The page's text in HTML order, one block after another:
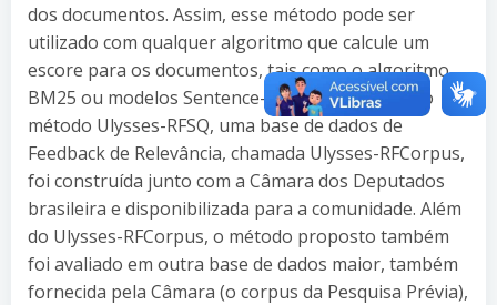
dos documentos. Assim, esse método pode ser
utilizado com qualquer algoritmo que calcule um
escore para os documentos, tais como o algoritmo
BM25 ou modelos Sentence-BERT. Para avaliar o
método Ulysses-RFSQ, uma base de dados de
Feedback de Relevância, chamada Ulysses-RFCorpus,
foi construída junto com a Câmara dos Deputados
brasileira e disponibilizada para a comunidade. Além
do Ulysses-RFCorpus, o método proposto também
foi avaliado em outra base de dados maior, também
fornecida pela Câmara (o corpus da Pesquisa Prévia),